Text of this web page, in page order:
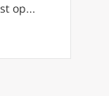
op...
Jezus’